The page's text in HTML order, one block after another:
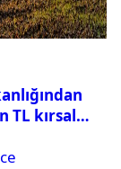
TL kırsal
milyon TL